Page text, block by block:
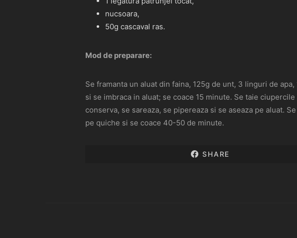
nucsoara,
50g cascaval ras.
Mod de preparare:
Se framanta un aluat din faina, 125g de unt, 3 linguri de
si se imbraca in aluat; se coace 15 minute. Se taie
conserva, se sareaza, se pipereaza si se aseaza pe aluat.
pe quiche si se coace 40-50 de minute.
SHARE